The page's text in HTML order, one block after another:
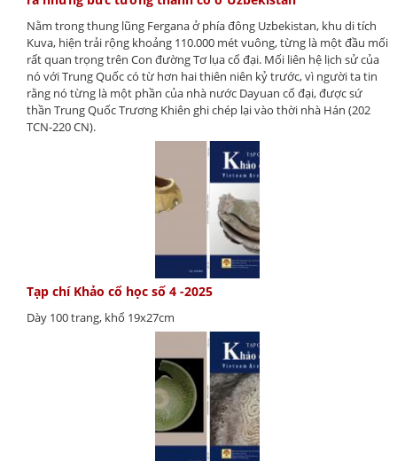
Nằm trong thung lũng Fergana ở phía đông Uzbekistan, khu di tích
Kuva, hiện trải rộng khoảng 110.000 mét vuông, từng là một đầu mối
rất quan trọng trên Con đường Tơ lụa cổ đại. Mối liên hệ lịch sử của
nó với Trung Quốc có từ hơn hai thiên niên kỷ trước, vì người ta tin
rằng nó từng là một phần của nhà nước Dayuan cổ đại, được sứ
thần Trung Quốc Trương Khiên ghi chép lại vào thời nhà Hán (202
TCN-220 CN).
Tạp chí Khảo cổ học số 4 -2025
Dày 100 trang, khổ 19x27cm